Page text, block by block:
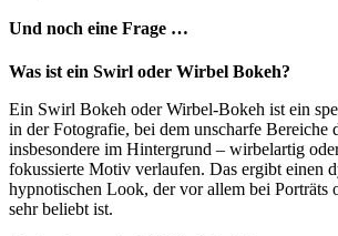
Und noch eine Frage …
Was ist ein Swirl oder Wirbel Bokeh?
Ein Swirl Bokeh oder Wirbel-Bokeh ist ein
in der Fotografie, bei dem unscharfe Bereiche
insbesondere im Hintergrund – wirbelartig
fokussierte Motiv verlaufen. Das ergibt einen
hypnotischen Look, der vor allem bei Porträts
sehr beliebt ist.